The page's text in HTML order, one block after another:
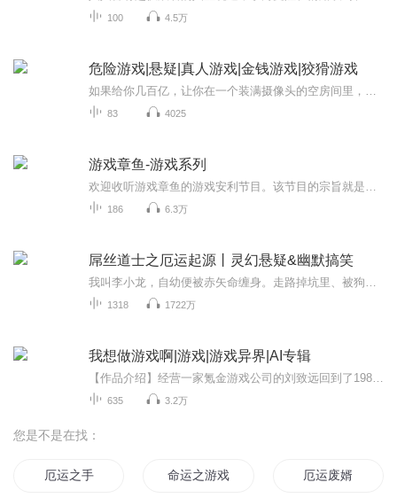
100 4.5万
危险游戏|悬疑|真人游戏|金钱游戏|狡猾游戏
83 4025
游戏章鱼-游戏系列
186 6.3万
屌丝道士之厄运起源丨灵幻悬疑&幽默搞笑
1318 1722万
我想做游戏啊|游戏|游戏异界|AI专辑
635 3.2万
您是不是在找：
厄运之手 命运之游戏 厄运废婿